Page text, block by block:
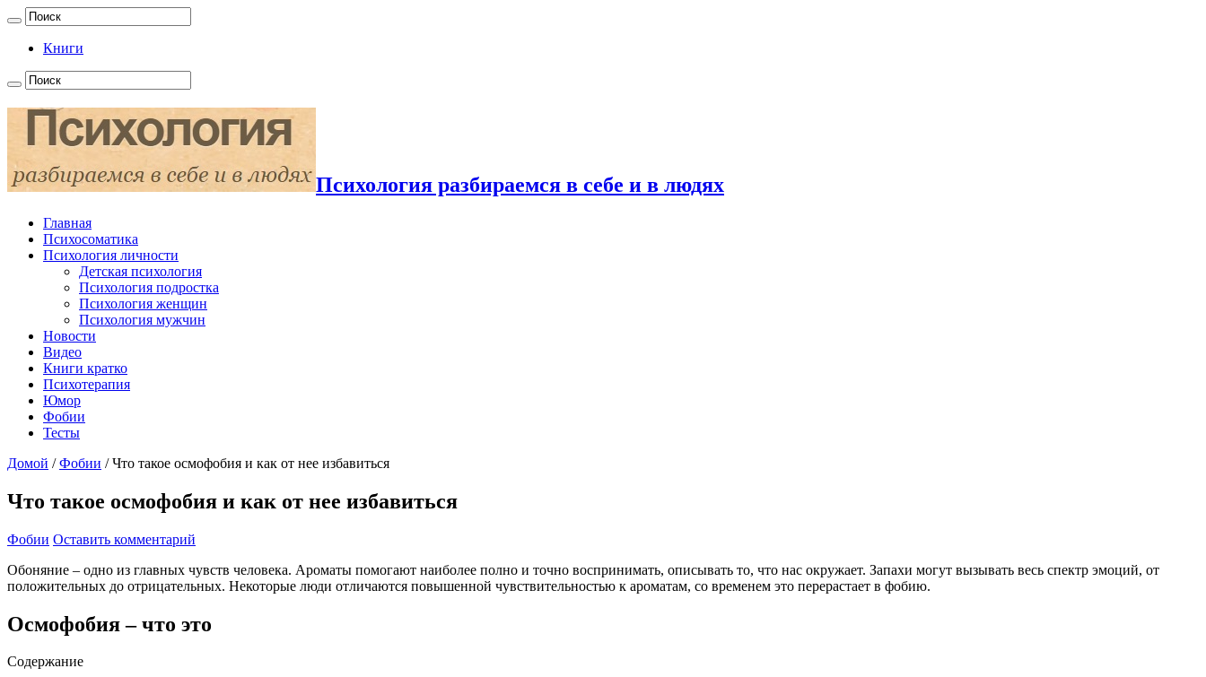
Книги
Психология разбираемся в себе и в людях
Главная
Психосоматика
Психология личности
Детская психология
Психология подростка
Психология женщин
Психология мужчин
Новости
Видео
Книги кратко
Психотерапия
Юмор
Фобии
Тесты
Домой / Фобии / Что такое осмофобия и как от нее избавиться
Что такое осмофобия и как от нее избавиться
Фобии Оставить комментарий
Обоняние – одно из главных чувств человека. Ароматы помогают наиболее полно и точно воспринимать, описывать то, что нас окружает. Запахи могут вызывать весь спектр эмоций, от
положительных до отрицательных. Некоторые люди отличаются повышенной чувствительностью к ароматам, со временем это перерастает в фобию.
Осмофобия – что это
Содержание